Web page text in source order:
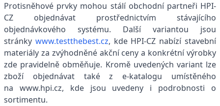
Protisněhové prvky mohou stálí obchodní partneři HPI-
CZ objednávat prostřednictvím stávajícího
objednávkového systému. Další variantou jsou
stránky www.testthebest.cz, kde HPI-CZ nabízí stavební
materiály za zvýhodněné akční ceny a konkrétní výrobky
zde pravidelně obměňuje. Kromě uvedených variant lze
zboží objednávat také z e-katalogu umístěného
na www.hpi.cz, kde jsou uvedeny i podrobnosti o
sortimentu.